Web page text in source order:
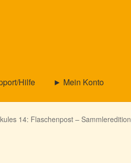
Hilfe ► Mein Konto
14: Flaschenpost – Sammleredition